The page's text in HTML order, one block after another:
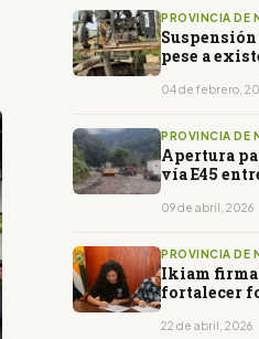
PROVINCIA DE
pese a
04 de febrero,
PROVINCIA DE
Apertura
vía E45
09 de abril, 2026
PROVINCIA DE
Ikiam firma
fortalecer
22 de abril, 2026